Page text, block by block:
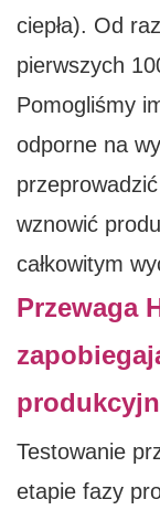
ciepła). Od
pierwszych
Pomogliśmy
odporne na
wznowić
całkowitym
Przewaga
Testowanie
etapie fazy